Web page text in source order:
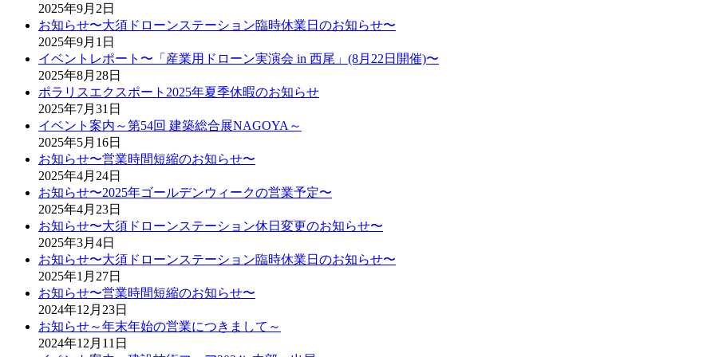
2025年9月2日
お知らせ〜大須ドローンステーション臨時休業日のお知らせ〜
2025年9月1日
イベントレポート〜「産業用ドローン実演会 in 西尾」(8月22日開催)〜
2025年8月28日
ポラリスエクスポート2025年夏季休暇のお知らせ
2025年7月31日
イベント案内～第54回 建築総合展NAGOYA～
2025年5月16日
お知らせ〜営業時間短縮のお知らせ〜
2025年4月24日
お知らせ〜2025年ゴールデンウィークの営業予定〜
2025年4月23日
お知らせ〜大須ドローンステーション休日変更のお知らせ〜
2025年3月4日
お知らせ〜大須ドローンステーション臨時休業日のお知らせ〜
2025年1月27日
お知らせ〜営業時間短縮のお知らせ〜
2024年12月23日
お知らせ～年末年始の営業につきまして～
2024年12月11日